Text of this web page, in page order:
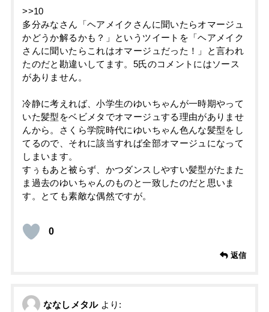
>>10
多分みなさん「ヘアメイクさんに聞いたらオマージュ
かどうか解るかも？」というツイートを「ヘアメイク
さんに聞いたらこれはオマージュだった！」と言われ
たのだと勘違いしてます。5氏のコメントにはソース
がありません。
冷静に考えれば、小学生のゆいちゃんが一時期やって
いた髪型をベビメタでオマージュする理由がありませ
んから。さくら学院時代にゆいちゃん色んな髪型をし
てるので、それに該当すれば全部オマージュになって
しまいます。
すぅもあと被らず、かつダンスしやすい髪型がたまた
ま過去のゆいちゃんのものと一致したのだと思いま
す。とても素敵な偶然ですが。
0
返信
ななしメタル より: